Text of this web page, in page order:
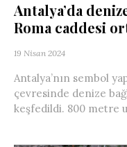
Antalya’da
Roma caddesi
19 Nisan 2024
Antalya’nın sembol
çevresinde denize
keşfedildi. 800 metre